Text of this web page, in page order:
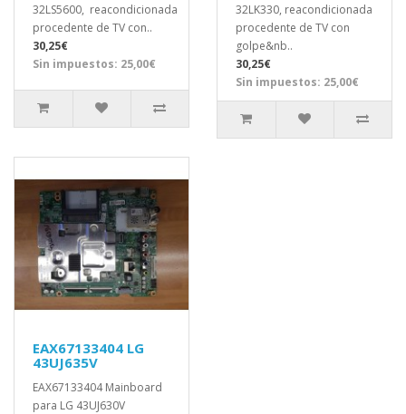
32LS5600, reacondicionada
procedente de TV con..
30,25€
Sin impuestos: 25,00€
32LK330, reacondicionada
procedente de TV con
golpe&nb..
30,25€
Sin impuestos: 25,00€
EAX67133404 LG
43UJ635V
EAX67133404 Mainboard
para LG 43UJ630V